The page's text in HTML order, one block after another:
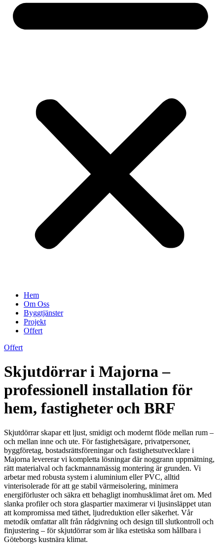
Hem
Om Oss
Byggtjänster
Projekt
Offert
Offert
Skjutdörrar i Majorna –
professionell installation för
hem, fastigheter och BRF
Skjutdörrar skapar ett ljust, smidigt och modernt flöde mellan rum –
och mellan inne och ute. För fastighetsägare, privatpersoner,
byggföretag, bostadsrättsföreningar och fastighetsutvecklare i
Majorna levererar vi kompletta lösningar där noggrann uppmätning,
rätt materialval och fackmannamässig montering är grunden. Vi
arbetar med robusta system i aluminium eller PVC, alltid
vinterisolerade för att ge stabil värmeisolering, minimera
energiförluster och säkra ett behagligt inomhusklimat året om. Med
slanka profiler och stora glaspartier maximerar vi ljusinsläppet utan
att kompromissa med täthet, ljudreduktion eller säkerhet. Vår
metodik omfattar allt från rådgivning och design till slutkontroll och
finjustering – för skjutdörrar som är lika estetiska som hållbara i
Göteborgs kustnära klimat.